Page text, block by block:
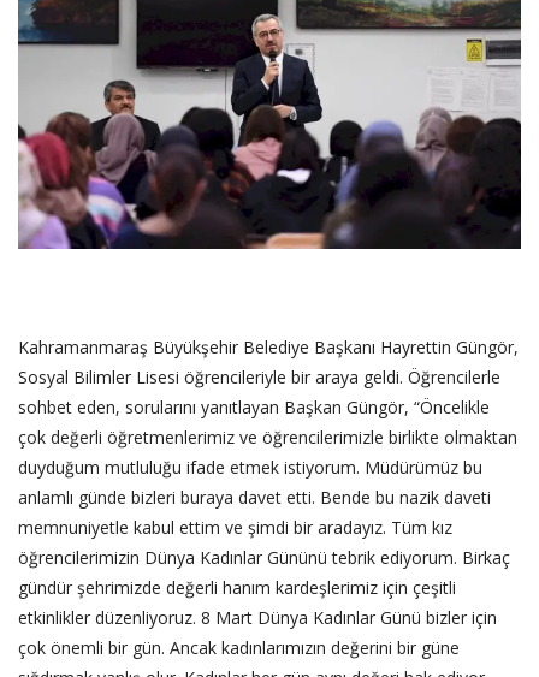
FİRMA HABER
OTURUM AÇ
KAYIT
Kahramanmaraş Büyükşehir Belediye Başkanı Hayrettin Güngör,
Sosyal Bilimler Lisesi öğrencileriyle bir araya geldi. Öğrencilerle
sohbet eden, sorularını yanıtlayan Başkan Güngör, “Öncelikle
çok değerli öğretmenlerimiz ve öğrencilerimizle birlikte olmaktan
duyduğum mutluluğu ifade etmek istiyorum. Müdürümüz bu
anlamlı günde bizleri buraya davet etti. Bende bu nazik daveti
memnuniyetle kabul ettim ve şimdi bir aradayız. Tüm kız
öğrencilerimizin Dünya Kadınlar Gününü tebrik ediyorum. Birkaç
gündür şehrimizde değerli hanım kardeşlerimiz için çeşitli
etkinlikler düzenliyoruz. 8 Mart Dünya Kadınlar Günü bizler için
çok önemli bir gün. Ancak kadınlarımızın değerini bir güne